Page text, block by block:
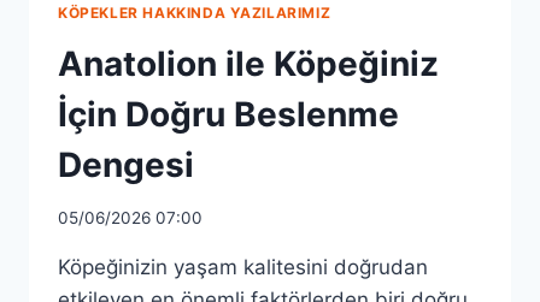
KÖPEKLER HAKKINDA YAZILARIMIZ
Anatolion ile Köpeğiniz
İçin Doğru Beslenme
Dengesi
05/06/2026 07:00
Köpeğinizin yaşam kalitesini doğrudan